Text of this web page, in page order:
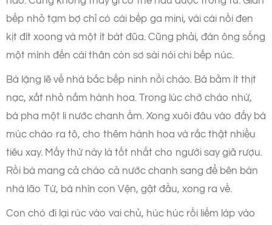
bếp nhỏ tạm bợ chỉ có cái bếp ga mini, vài cái nồi đen
kịt đít xoong và một ít bát đũa. Cũng phải, đàn ông sống
một mình đến cái thân còn sơ sài nói chi bếp núc.
Bà lặng lẽ về nhà bắc bếp ninh nồi cháo. Bà bằm ít thịt
nạc, xắt nhỏ nắm hành hoa. Trong lúc chờ cháo nhừ,
bà pha một li nước chanh ấm. Xong xuôi đâu vào đấy bà
múc cháo ra tô, cho thêm hành hoa và rắc thật nhiều
tiêu xay. Mấy thứ này là tốt nhất cho người say giã rượu.
Rồi bà mang cả cháo cả nước chanh sang để bên bàn
nhà lão Tứ, bà nhìn con Vện, gật đầu, xong ra về.
Con chó đi lại rúc vào vai chủ, húc húc rồi liếm láp vào